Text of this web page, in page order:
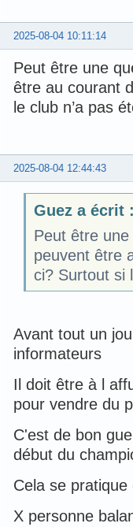
2025-08-04 10:11:14
Peut être une
être au courant
le club n’a pas
2025-08-04 12:44:43
Guez a écrit
Peut être
peuvent être
ci? Surtout si
Avant tout un
informateurs
Il doit être à l
pour vendre du
C'est de bon
début du
Cela se
X personne